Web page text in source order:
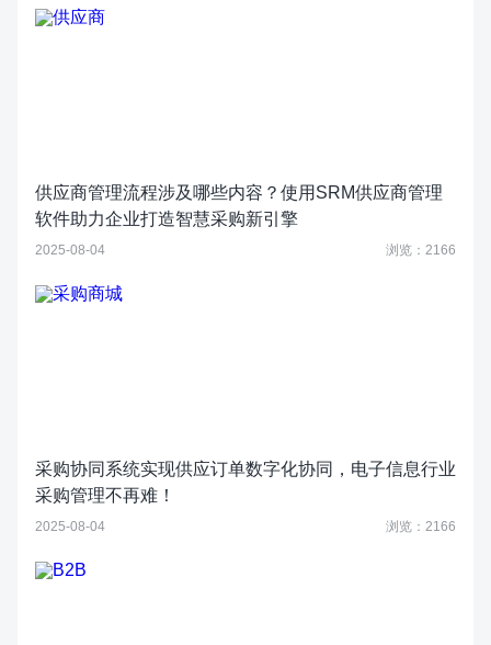
供应商管理流程涉及哪些内容？使用SRM供应商管理
软件助力企业打造智慧采购新引擎
2025-08-04 浏览：2166
采购协同系统实现供应订单数字化协同，电子信息行业
采购管理不再难！
2025-08-04 浏览：2166